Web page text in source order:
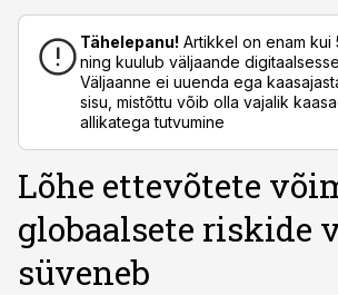
Tähelepanu! Artikkel on enam kui
ning kuulub väljaande
Väljaanne ei uuenda ega
sisu, mistõttu võib olla vajalik
allikatega tutvumine
Lõhe ettevõtete
globaalsete riskide
süveneb